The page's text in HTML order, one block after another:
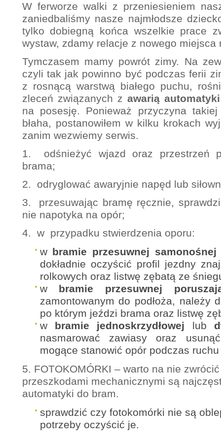
W ferworze walki z przeniesieniem
zaniedbaliśmy nasze najmłodsze
tylko dobiegną końca wszelkie prace
wystaw, zdamy relacje z nowego miejsca
Tymczasem mamy powrót zimy. Na
czyli tak jak powinno być podczas ferii
z rosnącą warstwą białego puchu,
zleceń związanych z awarią
na posesję. Ponieważ przyczyna
błaha, postanowiłem w kilku krokach
zanim wezwiemy serwis.
1. odśnieżyć wjazd oraz przestrzeń
brama;
2. odryglować awaryjnie napęd lub
3. przesuwając bramę ręcznie,
nie napotyka na opór;
4. w przypadku stwierdzenia oporu:
w bramie przesuwnej samonośnej
dokładnie oczyścić profil jezdny
rolkowych oraz listwę zębatą ze
w bramie przesuwnej
zamontowanym do podłoża, należy
po którym jeździ brama oraz listwę
w bramie jednoskrzydłowej lub
nasmarować zawiasy oraz
mogące stanowić opór podczas ruchu
5. FOTOKOMÓRKI – warto na nie
przeszkodami mechanicznymi są
automatyki do bram.
sprawdzić czy fotokomórki nie są
potrzeby oczyścić je.